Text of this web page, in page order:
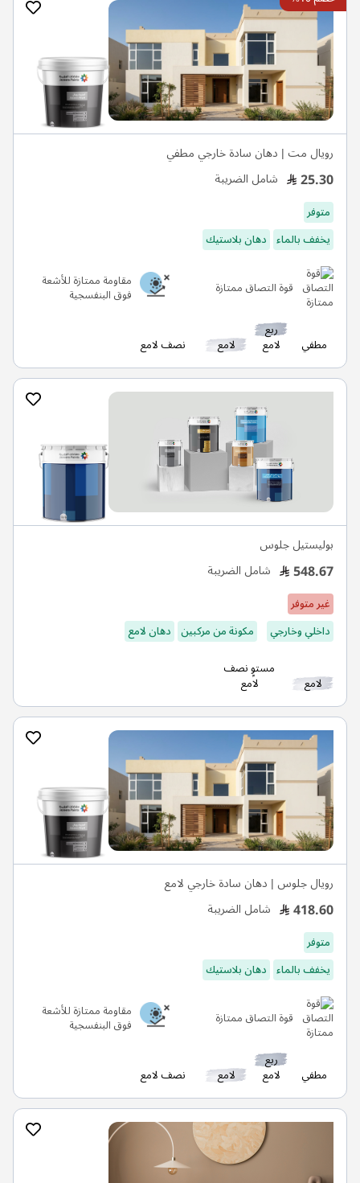
رويال مت | دهان سادة خارجي مطفي
25.30 شامل الضريبة
متوفر
يخفف بالماء دهان بلاستيك
قوة التصاق ممتازة مقاومة ممتازة للأشعة
فوق البنفسجية
مطفي
ربع
لامع لامع نصف لامع
بوليستيل جلوس
548.67 شامل الضريبة
غير متوفر
داخلي وخارجي
مكونة من مركبين دهان لامع
لامع
مستوٍ نصف
لامع
رويال جلوس | دهان سادة خارجي لامع
418.60 شامل الضريبة
متوفر
يخفف بالماء دهان بلاستيك
قوة التصاق ممتازة مقاومة ممتازة للأشعة
فوق البنفسجية
مطفي
ربع
لامع لامع نصف لامع